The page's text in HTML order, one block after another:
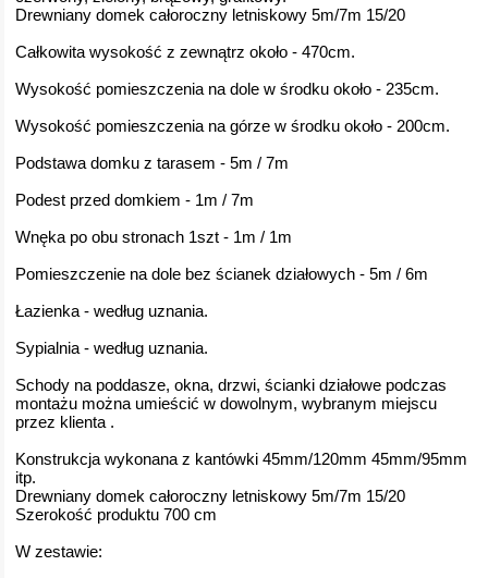
Drewniany domek całoroczny letniskowy 5m/7m 15/20
Całkowita wysokość z zewnątrz około - 470cm.
Wysokość pomieszczenia na dole w środku około - 235cm.
Wysokość pomieszczenia na górze w środku około - 200cm.
Podstawa domku z tarasem - 5m / 7m
Podest przed domkiem - 1m / 7m
Wnęka po obu stronach 1szt - 1m / 1m
Pomieszczenie na dole bez ścianek działowych - 5m / 6m
Łazienka - według uznania.
Sypialnia - według uznania.
Schody na poddasze, okna, drzwi, ścianki działowe podczas
montażu można umieścić w dowolnym, wybranym miejscu
przez klienta .
Konstrukcja wykonana z kantówki 45mm/120mm 45mm/95mm
itp.
Drewniany domek całoroczny letniskowy 5m/7m 15/20
Szerokość produktu 700 cm
W zestawie: